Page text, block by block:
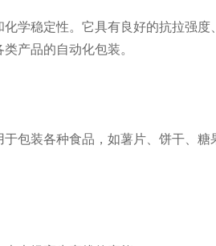
学稳定性。它具有良好的抗拉强
产品的自动化包装。
包装各种食品，如薯片、饼干、